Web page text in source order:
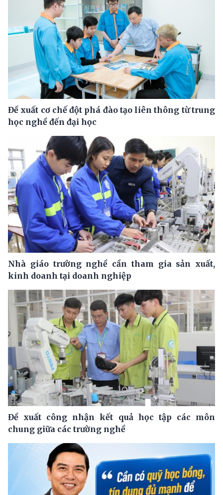
Đề xuất cơ chế đột phá đào tạo liên thông từ trung
học nghề đến đại học
Nhà giáo trường nghề cần tham gia sản xuất,
kinh doanh tại doanh nghiệp
Đề xuất công nhận kết quả học tập các môn
chung giữa các trường nghề